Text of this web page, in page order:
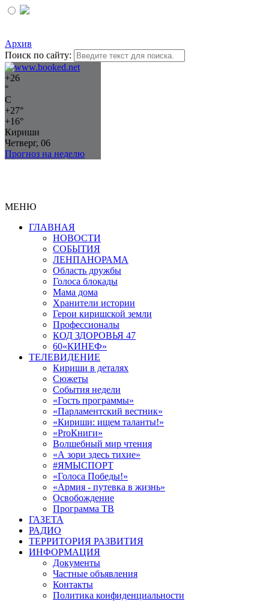
Архив
Поиск по сайту:
+26
°
C
+27°
+16°
Кириши
Четверг, 06
Прогноз на неделю
МЕНЮ
ГЛАВНАЯ
НОВОСТИ
СОБЫТИЯ
ЛЕНПАНОРАМА
Область дружбы
Голоса блокады
Мама дома
Хранители истории
Герои киришской земли
Профессионалы
КОД ЗДОРОВЬЯ 47
60«КИНЕФ»
ТЕЛЕВИДЕНИЕ
Кириши в деталях
Сюжеты
События недели
«Гость программы»
«Парламентский вестник»
«Кириши: ищем таланты!»
«ProКниги»
Волшебный мир чтения
«А зори здесь тихие»
#ЯМЫСПОРТ
«Голоса Победы!»
«Армия - путевка в жизнь»
Освобождение
Программа ТВ
ГАЗЕТА
РАДИО
ТЕРРИТОРИЯ РАЗВИТИЯ
ИНФОРМАЦИЯ
Документы
Частные объявления
Контакты
Политика конфиденциальности